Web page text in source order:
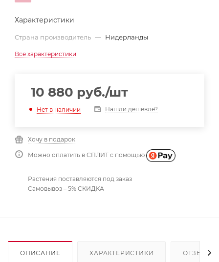
Характеристики
Страна производитель — Нидерланды
Все характеристики
10 880 руб./шт
Нет в наличии Нашли дешевле?
Хочу в подарок
Можно оплатить в СПЛИТ с помощью
Растения поставляются под заказ
Самовывоз – 5% СКИДКА
ОПИСАНИЕ ХАРАКТЕРИСТИКИ ОТЗЫВЫ